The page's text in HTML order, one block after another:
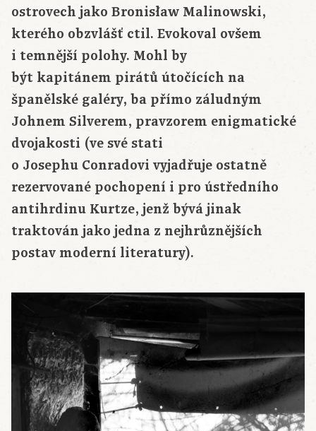
ostrovech jako Bronisław Malinowski,
kterého obzvlášť ctil. Evokoval ovšem
i temnější polohy. Mohl by
být kapitánem pirátů útočících na
španělské galéry, ba přímo záludným
Johnem Silverem, pravzorem enigmatické
dvojakosti (ve své stati
o Josephu Conradovi vyjadřuje ostatně
rezervované pochopení i pro ústředního
antihrdinu Kurtze, jenž bývá jinak
traktován jako jedna z nejhrůznějších
postav moderní literatury).